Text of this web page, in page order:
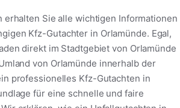
erhalten Sie alle wichtigen Informationen
Kfz-Gutachter in Orlamünde. Egal,
direkt im Stadtgebiet von Orlamünde
von Orlamünde innerhalb der
professionelles Kfz-Gutachten in
für eine schnelle und faire